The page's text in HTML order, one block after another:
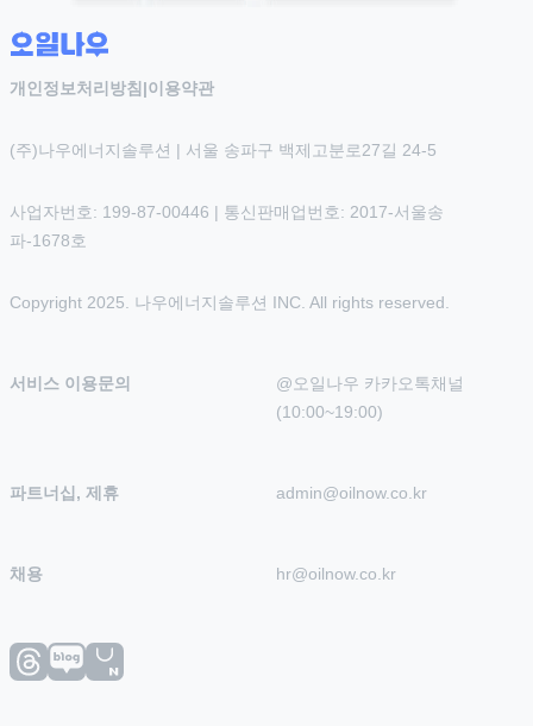
개인정보처리방침 |이용약관
(주)나우에너지솔루션 | 서울 송파구 백제고분로27길 24-5
사업자번호: 199-87-00446 | 통신판매업번호: 2017-서울송
파-1678호
Copyright 2025. 나우에너지솔루션 INC. All rights reserved.
서비스 이용문의
@오일나우 카카오톡채널
(10:00~19:00)
파트너십, 제휴 admin@oilnow.co.kr
채용 hr@oilnow.co.kr